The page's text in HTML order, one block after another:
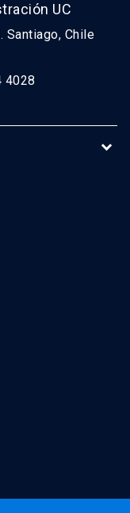
UC
Santiago, Chile
4028